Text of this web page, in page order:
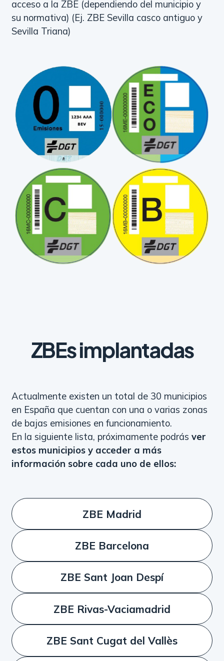
acceso a la ZBE (dependiendo del municipio y
su normativa) (Ej. ZBE Sevilla casco antiguo y
Sevilla Triana)
ZBEs implantadas
Actualmente existen un total de 30 municipios
en España que cuentan con una o varias zonas
de bajas emisiones en funcionamiento.
En la siguiente lista, próximamente podrás ver
estos municipios y acceder a más
información sobre cada uno de ellos:
ZBE Madrid
ZBE Barcelona
ZBE Sant Joan Despí
ZBE Rivas-Vaciamadrid
ZBE Sant Cugat del Vallès